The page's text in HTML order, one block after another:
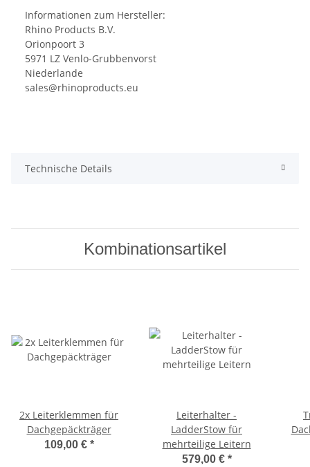
Informationen zum Hersteller:
Rhino Products B.V.
Orionpoort 3
5971 LZ Venlo-Grubbenvorst
Niederlande
sales@rhinoproducts.eu
Technische Details
Kombinationsartikel
2x Leiterklemmen für
Dachgepäckträger
109,00 € *
Leiterhalter -
LadderStow für
mehrteilige Leitern
579,00 € *